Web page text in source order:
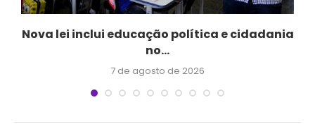
Nova lei inclui educação política e cidadania
no...
7 de agosto de 2026